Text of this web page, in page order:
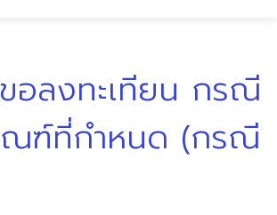
อลงทะเทียน กรณี
ณฑ์ที่กำหนด (กรณี